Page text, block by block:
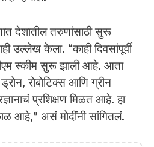
देशातील तरुणांसाठी सुरू
उल्लेख केला. “काही दिवसांपूर्वी
स्कीम सुरू झाली आहे. आता
रोबोटिक्स आणि ग्रीन
प्रशिक्षण मिळत आहे. हा
आहे,” असं मोदींनी सांगितलं.